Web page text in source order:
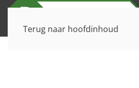
Terug naar hoofdinhoud